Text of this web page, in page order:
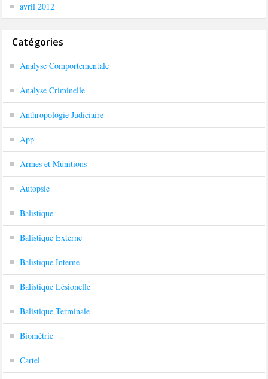
avril 2012
Catégories
Analyse Comportementale
Analyse Criminelle
Anthropologie Judiciaire
App
Armes et Munitions
Autopsie
Balistique
Balistique Externe
Balistique Interne
Balistique Lésionelle
Balistique Terminale
Biométrie
Cartel